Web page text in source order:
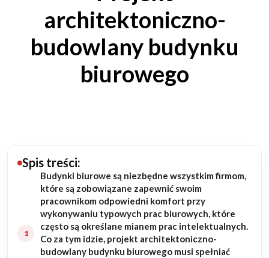
Działki
Kredyty
Budowa domu
Rezydencje
Rozbudowa
architektoniczno-
budowlany budynku
biurowego
Spis treści:
Budynki biurowe są niezbędne wszystkim firmom,
które są zobowiązane zapewnić swoim
pracownikom odpowiedni komfort przy
wykonywaniu typowych prac biurowych, które
często są określane mianem prac intelektualnych.
Co za tym idzie, projekt architektoniczno-
budowlany budynku biurowego musi spełniać